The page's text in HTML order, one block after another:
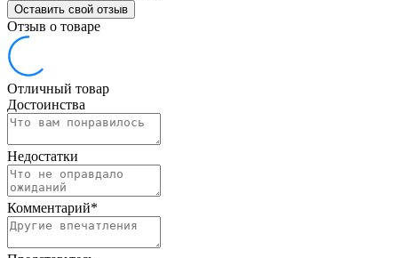
Оставить свой отзыв
Отзыв о товаре
Отличный товар
Достоинства
Недостатки
Комментарий*